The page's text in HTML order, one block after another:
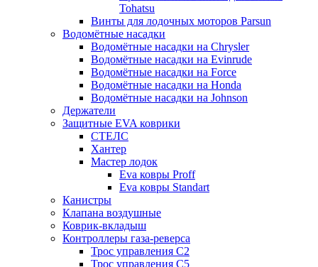
Tohatsu
Винты для лодочных моторов Parsun
Водомётные насадки
Водомётные насадки на Chrysler
Водомётные насадки на Evinrude
Водомётные насадки на Force
Водомётные насадки на Honda
Водомётные насадки на Johnson
Держатели
Защитные EVA коврики
СТЕЛС
Хантер
Мастер лодок
Eva ковры Proff
Eva ковры Standart
Канистры
Клапана воздушные
Коврик-вкладыш
Контроллеры газа-реверса
Трос управления C2
Трос управления C5